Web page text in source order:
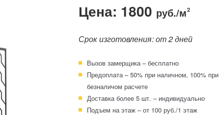
Цена: 1800 руб./м2
Срок изготовления: от 2 дней
Вызов замерщика – бесплатно
Предоплата – 50% при наличном, 100% при
безналичом расчете
Доставка более 5 шт. – индивидуально
Подъем на этаж – от 100 руб./1 этаж